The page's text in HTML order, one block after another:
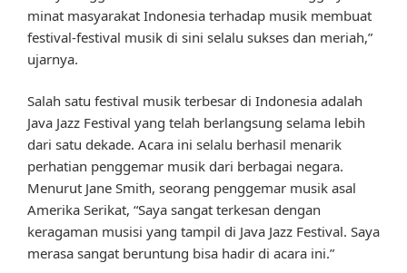
minat masyarakat Indonesia terhadap musik membuat
festival-festival musik di sini selalu sukses dan meriah,”
ujarnya.
Salah satu festival musik terbesar di Indonesia adalah
Java Jazz Festival yang telah berlangsung selama lebih
dari satu dekade. Acara ini selalu berhasil menarik
perhatian penggemar musik dari berbagai negara.
Menurut Jane Smith, seorang penggemar musik asal
Amerika Serikat, “Saya sangat terkesan dengan
keragaman musisi yang tampil di Java Jazz Festival. Saya
merasa sangat beruntung bisa hadir di acara ini.”